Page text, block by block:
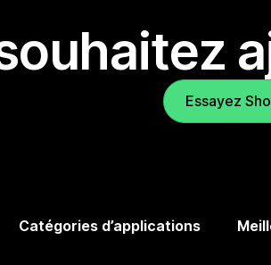
Essayez
Catégories d’applications